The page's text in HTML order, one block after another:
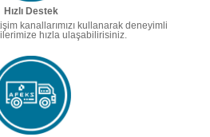
Hızlı Destek
kanallarımızı kullanarak deneyimli
hızla ulaşabilirisiniz.